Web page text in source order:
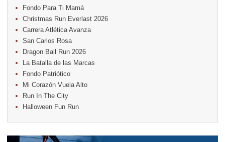
18. Samsung Jacó Beach Half Marathon 2026
25. KRun by Under Armour
25. Run Alajuela
Noviembre
08. Lindora Run
15. Entre Pan y Rosas
Diciembre
06. Trail Vulcania 2026
12. Media Maratón Puntarenas 2026
Fondo Para Ti Mamá
Christmas Run Everlast 2026
Carrera Atlética Avanza
San Carlos Rosa
Dragon Ball Run 2026
La Batalla de las Marcas
Fondo Patriótico
Mi Corazón Vuela Alto
Run In The City
Halloween Fun Run